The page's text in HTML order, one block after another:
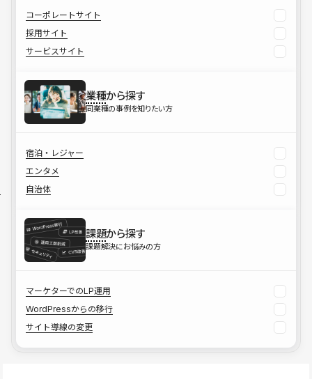
コーポレートサイト
採用サイト
サービスサイト
業種から探す
同業種の事例を知りたい方
宿泊・レジャー
エンタメ
自治体
課題から探す
課題解決にお悩みの方
マーケターでのLP運用
WordPressからの移行
サイト導線の変更